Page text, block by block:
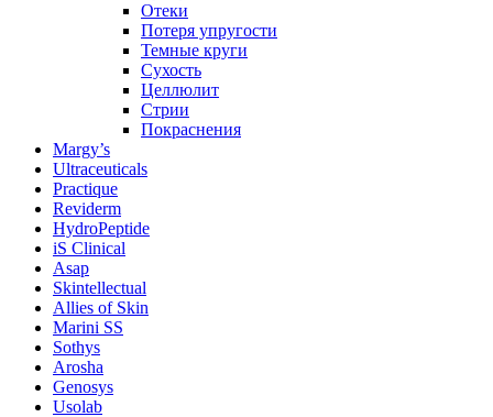
Отеки
Потеря упругости
Темные круги
Сухость
Целлюлит
Стрии
Покраснения
Margy’s
Ultraceuticals
Practique
Reviderm
HydroPeptide
iS Clinical
Asap
Skintellectual
Allies of Skin
Marini SS
Sothys
Arosha
Genosys
Usolab